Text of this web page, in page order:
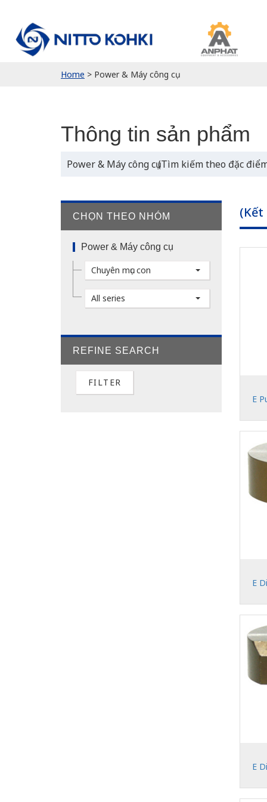
Home > Power & Máy công cụ
Thông tin sản phẩm
Power & Máy công cụ (Tìm kiếm theo đặc
CHỌN THEO NHÓM
Power & Máy công cụ
Chuyên mục con
All series
REFINE SEARCH
FILTER
E
E
E